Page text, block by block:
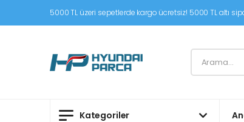
5000 TL üzeri sepetlerde kargo ücretsiz! 5000 TL altı
Kategoriler